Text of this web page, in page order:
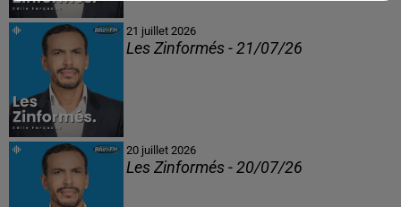
21 juillet 2026
Les Zinformés - 21/07/26
20 juillet 2026
Les Zinformés - 20/07/26